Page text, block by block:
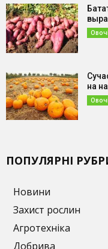
на
ПОПУЛЯРНІ
Новини
Захист рослин
Агротехніка
Добрива